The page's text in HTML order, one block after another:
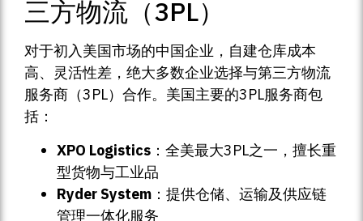
三方物流（3PL）
对于初入美国市场的中国企业，自建仓库成本
高、灵活性差，绝大多数企业选择与第三方物流
服务商（3PL）合作。美国主要的3PL服务商包
括：
XPO Logistics ：全美最大3PL之一，擅长重
型货物与工业品
Ryder System ：提供仓储、运输及供应链
管理一体化服务